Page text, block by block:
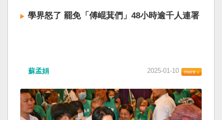
學界怒了 罷免「傅崐萁們」48小時逾千人連署
蘇孟娟 2025-01-10